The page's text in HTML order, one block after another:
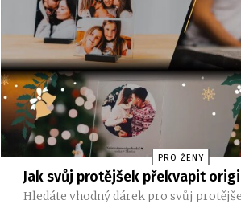
PRO ŽENY
Jak svůj protějšek překvapit
Hledáte vhodný dárek pro svůj